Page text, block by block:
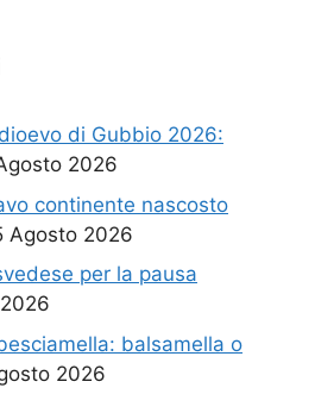
di Gubbio 2026:
2026
continente nascosto
Agosto 2026
per la pausa
balsamella o
2026